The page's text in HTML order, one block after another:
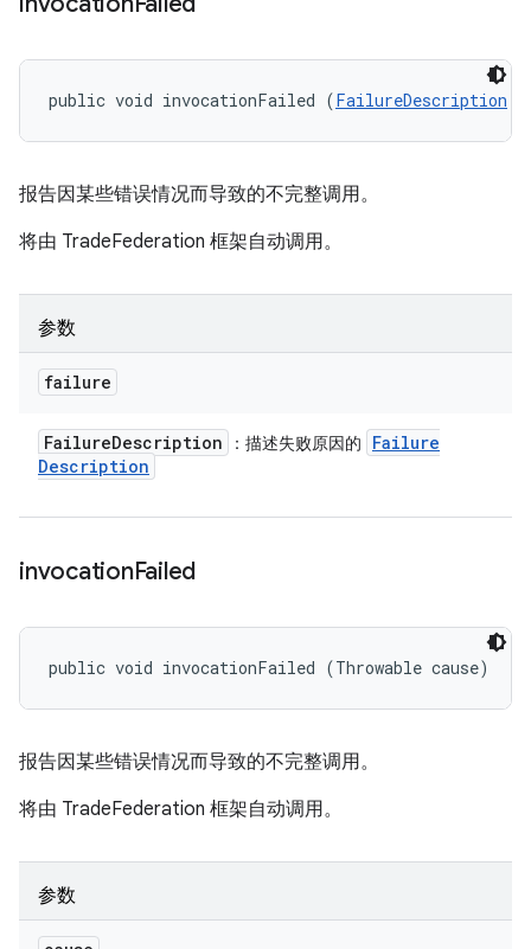
public void invocationFailed (FailureDescription
报告因某些错误情况而导致的不完整调用。
将由 TradeFederation 框架自动调用。
参数
failure
FailureDescription ：描述失败原因的
Failure
Description
invocationFailed
public void invocationFailed (Throwable cause)
报告因某些错误情况而导致的不完整调用。
将由 TradeFederation 框架自动调用。
参数